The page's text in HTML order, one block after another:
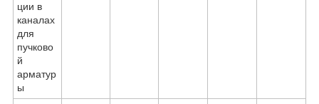
ции в
каналах
для
пучково
й
арматур
ы